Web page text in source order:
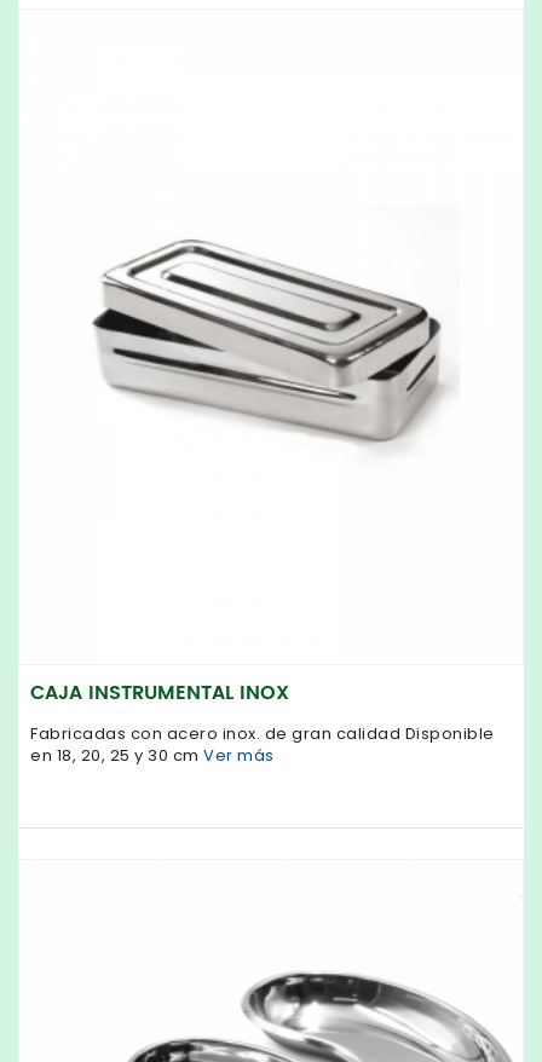
CAJA INSTRUMENTAL INOX
Fabricadas con acero inox. de gran calidad Disponible
en 18, 20, 25 y 30 cm Ver más